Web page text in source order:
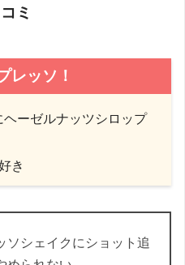
ミ
レッソ！
ヘーゼルナッツシロップ
き
ソシェイクにショット追